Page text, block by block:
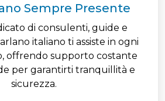
Sempre Presente
di consulenti, guide e
italiano ti assiste in ogni
offrendo supporto costante
per garantirti tranquillità e
sicurezza.